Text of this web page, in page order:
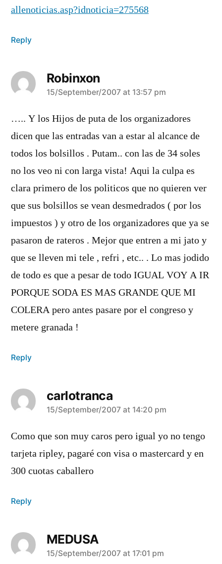
allenoticias.asp?idnoticia=275568
Reply
Robinxon
says:
15/September/2007 at 13:57 pm
….. Y los Hijos de puta de los organizadores
dicen que las entradas van a estar al alcance de
todos los bolsillos . Putam.. con las de 34 soles
no los veo ni con larga vista! Aqui la culpa es
clara primero de los politicos que no quieren ver
que sus bolsillos se vean desmedrados ( por los
impuestos ) y otro de los organizadores que ya se
pasaron de rateros . Mejor que entren a mi jato y
que se lleven mi tele , refri , etc.. . Lo mas jodido
de todo es que a pesar de todo IGUAL VOY A IR
PORQUE SODA ES MAS GRANDE QUE MI
COLERA pero antes pasare por el congreso y
metere granada !
Reply
carlotranca
says:
15/September/2007 at 14:20 pm
Como que son muy caros pero igual yo no tengo
tarjeta ripley, pagaré con visa o mastercard y en
300 cuotas caballero
Reply
MEDUSA
says:
15/September/2007 at 17:01 pm